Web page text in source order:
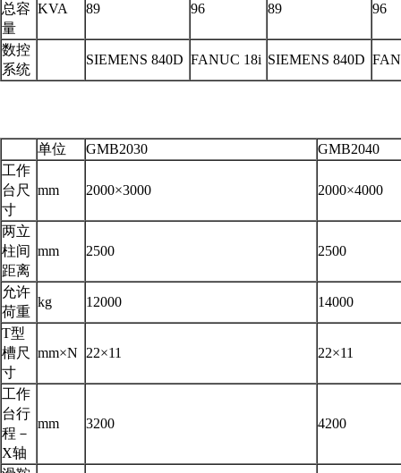
总容
量
KVA 89 96 89 96
数控
系统
SIEMENS 840D FANUC 18i SIEMENS 840D
单位 GMB2030
GMB2040
工作
台尺
寸
mm 2000×3000 2000×4000
两立
柱间
距离
mm 2500 2500
允许
荷重
kg 12000 14000
T型
槽尺
寸
mm×N 22×11 22×11
工作
台行
程－
X轴
mm 3200 4200